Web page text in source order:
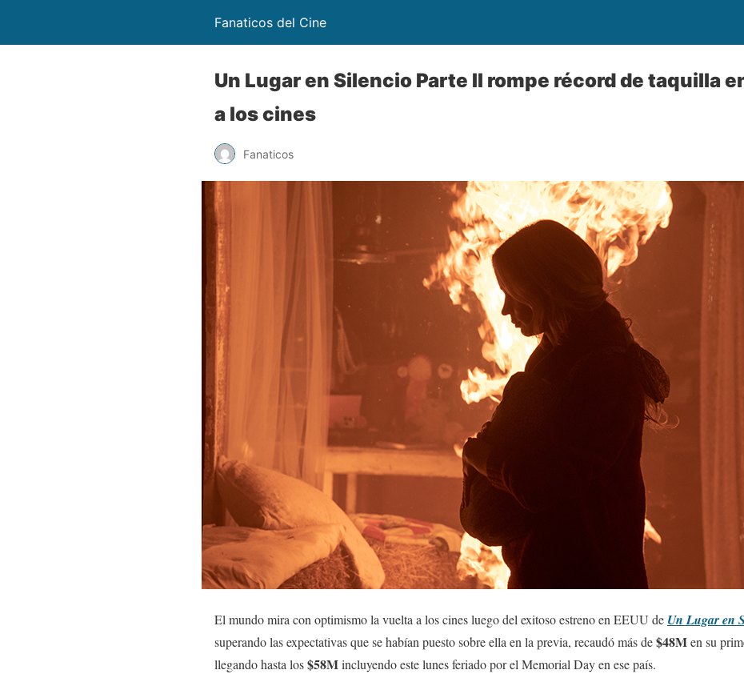
Fanaticos del Cine
Un Lugar en Silencio Parte II rompe récord de taquilla
a los cines
Fanaticos
El mundo mira con optimismo la vuelta a los cines luego del exitoso estreno en EEUU de Un Lugar en
superando las expectativas que se habían puesto sobre ella en la previa, recaudó más de$48Men su
llegando hasta los$58Mincluyendo este lunes feriado por el Memorial Day en ese país.